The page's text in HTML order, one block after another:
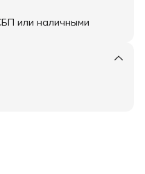
или наличными